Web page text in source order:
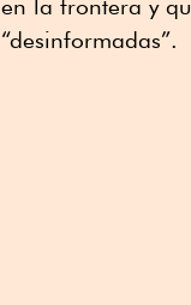
en la frontera y
“desinformadas”.